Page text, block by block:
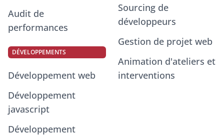
Audit de
performances
DÉVELOPPEMENTS
Développement web
Développement
javascript
Développement
Sourcing de
développeurs
Gestion de projet web
Animation d'ateliers et
interventions